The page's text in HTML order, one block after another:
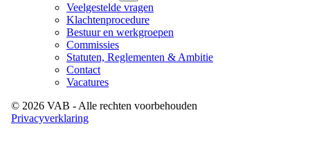
Veelgestelde vragen
Klachtenprocedure
Bestuur en werkgroepen
Commissies
Statuten, Reglementen & Ambitie
Contact
Vacatures
© 2026 VAB - Alle rechten voorbehouden
Privacyverklaring